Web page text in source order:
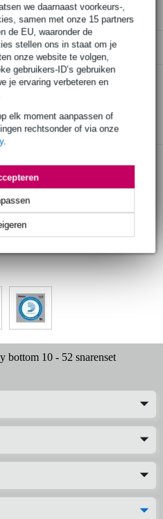
we daarnaast voorkeurs-,
samen met onze 15 partners
de EU, waaronder de
stellen ons in staat om je
onze website te volgen,
gebruikers-ID’s gebruiken
je ervaring verbeteren en
elk moment aanpassen of
rechtsonder of via onze
.
Slinky top heavy bottom 10
check.
de check
en behoudt helder geluid
bottom 10 - 52 snarenset